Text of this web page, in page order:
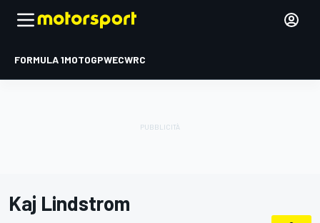
FORMULA 1MOTOGPWECWRC
Kaj Lindstrom